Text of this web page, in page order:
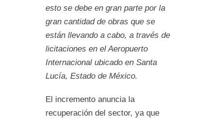
esto se debe en gran parte por la
gran cantidad de obras que se
están llevando a cabo, a través de
licitaciones en el Aeropuerto
Internacional ubicado en Santa
Lucía, Estado de México.
El incremento anuncia la
recuperación del sector, ya que